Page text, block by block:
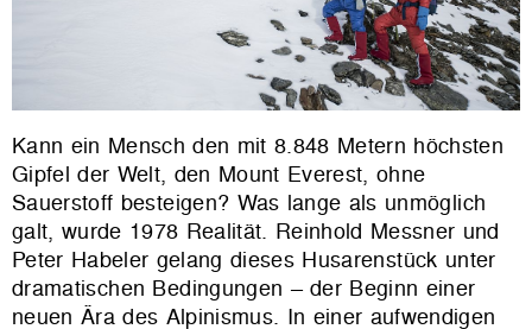
Kann ein Mensch den mit 8.848 Metern höchsten
Gipfel der Welt, den Mount Everest, ohne
Sauerstoff besteigen? Was lange als unmöglich
galt, wurde 1978 Realität. Reinhold Messner und
Peter Habeler gelang dieses Husarenstück unter
dramatischen Bedingungen – der Beginn einer
neuen Ära des Alpinismus. In einer aufwendigen